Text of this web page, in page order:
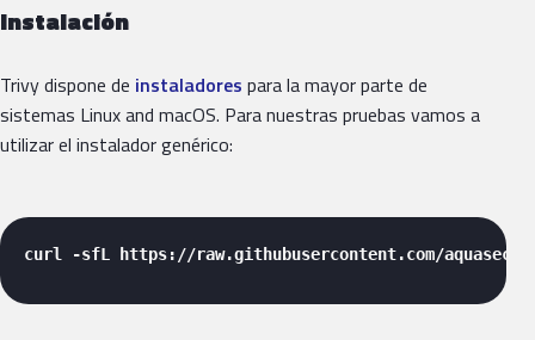
Instalación
Trivy dispone de instaladores para la mayor parte de
sistemas Linux and macOS. Para nuestras pruebas vamos a
utilizar el instalador genérico:
curl -sfL https://raw.githubusercontent.com/